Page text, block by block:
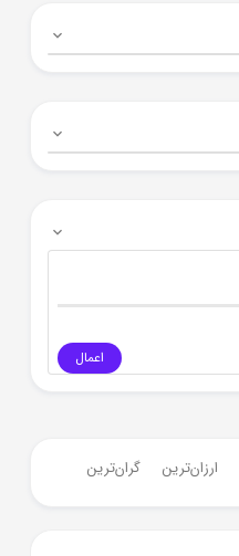
اعمال
ارزان‌ترین گران‌ترین